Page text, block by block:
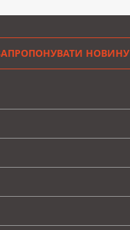
НОВИНУ